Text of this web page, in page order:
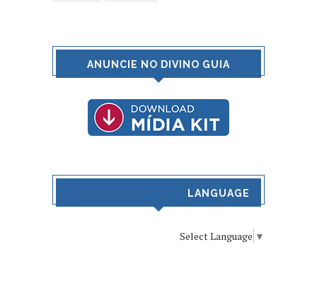
ANUNCIE NO DIVINO GUIA
LANGUAGE
Select Language ▼